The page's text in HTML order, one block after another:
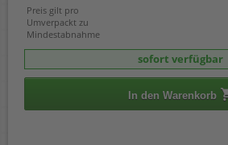
Preis gilt pro
Umverpackt zu
Mindestabnahme
sofort verfügbar
In den Warenkorb